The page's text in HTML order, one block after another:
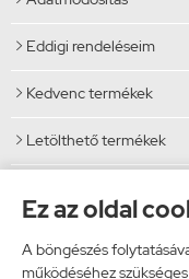
Ez az oldal
A böngészés
működéséhez
 Eddigi rendeléseim
 Kedvenc termékek
 Letölthető termékek
9024 Győr, Malomszéki